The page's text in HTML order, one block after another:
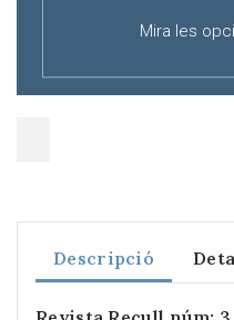
Mira les
Descripció